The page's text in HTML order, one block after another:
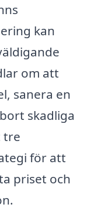
kan
om att
sanera en
skadliga
tre
för att
priset och